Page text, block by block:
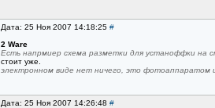
Дата: 25 Ноя 2007 14:18:25 #
2 Ware
Есть напрмиер схема разметки для устаноффки на
стоит уже.
электронном виде нет ничего, это фотоаппаратом
Дата: 25 Ноя 2007 14:26:48 #